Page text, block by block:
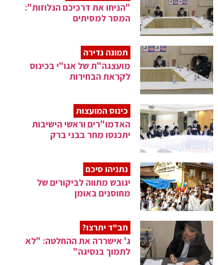
"הניחו את דרכיכם הנלוזות":
המסר למסיתים
תמונה נדירה
מועצגה"ת של אגו"י בכינוס
לקראת הבחירות
כינוס המועצות
האדמו"רים וראשי הישיבות
יתכנסו מחר בבני ברק
נתניהו סיכם
יגובש מתווה לביקורים של
מחוסנים באומן
חב"ד יתרצו?
ג' אישררה את ההחלטה: "לא
לתמוך בנסיגה"